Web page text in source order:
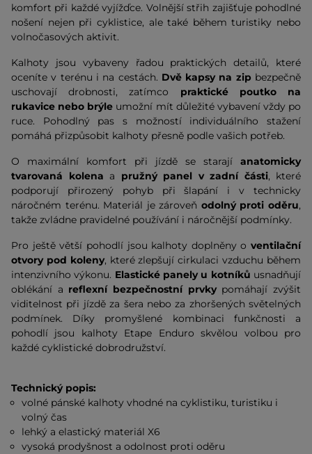
komfort při každé vyjížďce. Volnější střih zajišťuje pohodlné
nošení nejen při cyklistice, ale také během turistiky nebo
volnočasových aktivit.
Kalhoty jsou vybaveny řadou praktických detailů, které
oceníte v terénu i na cestách. Dvě kapsy na zip bezpečně
uschovají drobnosti, zatímco praktické poutko na
rukavice nebo brýle umožní mít důležité vybavení vždy po
ruce. Pohodlný pas s možností individuálního stažení
pomáhá přizpůsobit kalhoty přesně podle vašich potřeb.
O maximální komfort při jízdě se starají anatomicky
tvarovaná kolena a pružný panel v zadní části, které
podporují přirozený pohyb při šlapání i v technicky
náročném terénu. Materiál je zároveň odolný proti oděru,
takže zvládne pravidelné používání i náročnější podmínky.
Pro ještě větší pohodlí jsou kalhoty doplněny o ventilační
otvory pod koleny, které zlepšují cirkulaci vzduchu během
intenzivního výkonu. Elastické panely u kotníků usnadňují
oblékání a reflexní bezpečnostní prvkypomáhají zvýšit
viditelnost při jízdě za šera nebo za zhoršených světelných
podmínek. Díky promyšlené kombinaci funkčnosti a
pohodlí jsou kalhoty Etape Enduro skvělou volbou pro
každé cyklistické dobrodružství.
Technický popis:
volné pánské kalhoty vhodné na cyklistiku, turistiku i
volný čas
lehký a elastický materiál X6
vysoká prodyšnost a odolnost proti oděru